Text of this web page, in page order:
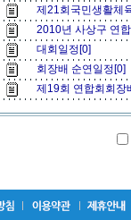
제21회국민생활체
2010년 사상구 연
대회일정[0]
회장배 순연일정[0]
제19회 연합회회